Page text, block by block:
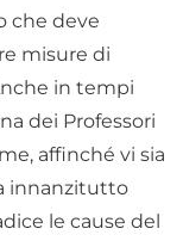
che deve
misure di
in tempi
dei Professori
affinché vi sia
innanzitutto
le cause del